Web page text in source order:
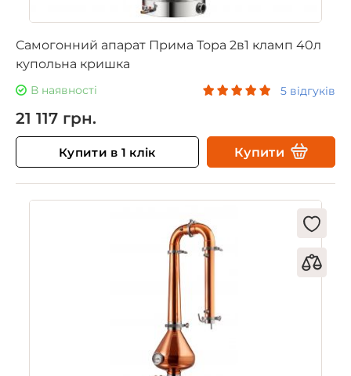
Самогонний апарат Прима Тора 2в1 кламп 40л
купольна кришка
В наявності 5 відгуків
21 117 грн.
Купити в 1 клік Купити